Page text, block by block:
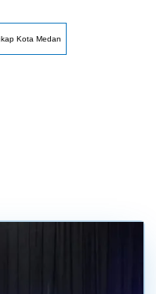
Kota Medan